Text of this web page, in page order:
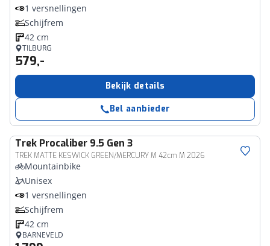
1 versnellingen
Schijfrem
42 cm
TILBURG
579,-
Bekijk details
Bel aanbieder
Trek Procaliber 9.5 Gen 3
TREK MATTE KESWICK GREEN/MERCURY M 42cm M 2026
Mountainbike
Unisex
1 versnellingen
Schijfrem
42 cm
BARNEVELD